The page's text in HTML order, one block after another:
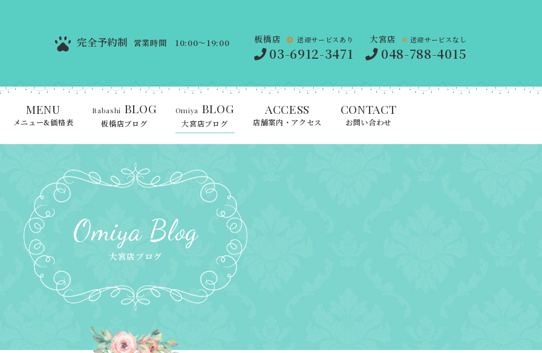
完全予約制 営業時間 10:00～19:00 板橋店 送迎サービスあり
03-6912-3471
大宮店 送迎サービスなし
048-788-4015
MENU
メニュー&価格表
Itabashi BLOG
板橋店ブログ
Omiya BLOG
大宮店ブログ
ACCESS
店舗案内・アクセス
CONTACT
お問い合わせ
Omiya Blog
大宮店ブログ